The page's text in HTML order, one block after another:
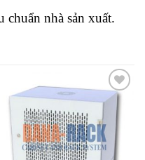
chuẩn nhà sản xuất.
Add to
wishlist